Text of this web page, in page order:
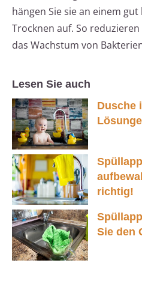
hängen Sie sie an einem
Trocknen auf. So
das Wachstum von
Lesen Sie auch
Dusche
richtig!
Sie den